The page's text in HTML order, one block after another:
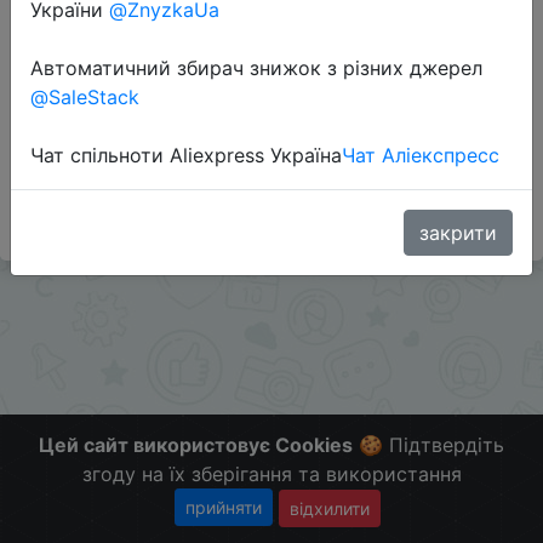
Перейти до магазину
#Gearbest
Больше скидок в телеграммt.me/ChinaGoodBuy
Цей сайт використовує Cookies 🍪 Підтвердіть
згоду на їх зберігання та використання
прийняти відхилити
України @ZnyzkaUa
Автоматичний збирач знижок з різних джерел
@SaleStack
Чат спільноти Aliexpress УкраїнаЧат Аліекспресс
закрити